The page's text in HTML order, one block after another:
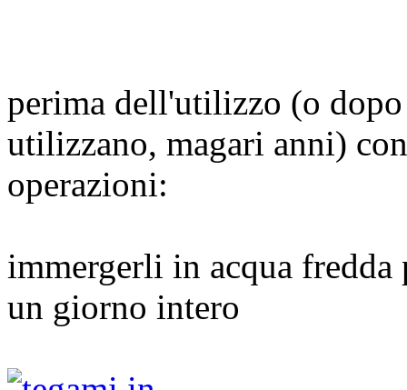
perima dell'utilizzo (o
utilizzano, magari anni)
operazioni:
immergerli in acqua fredda
un giorno intero